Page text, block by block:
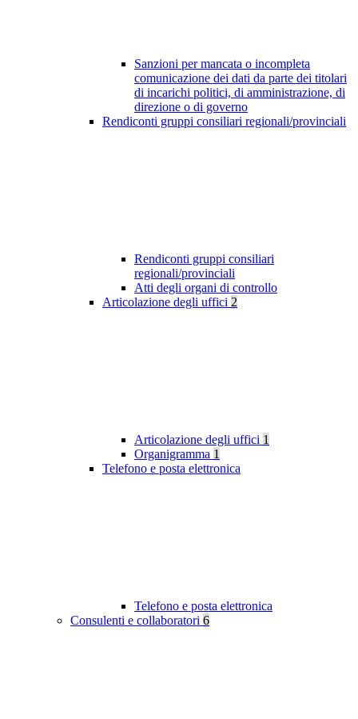
Sanzioni per mancata o incompleta
comunicazione dei dati da parte dei titolari
di incarichi politici, di amministrazione, di
direzione o di governo
Rendiconti gruppi consiliari regionali/provinciali
Rendiconti gruppi consiliari
regionali/provinciali
Atti degli organi di controllo
Articolazione degli uffici 2
Articolazione degli uffici 1
Organigramma 1
Telefono e posta elettronica
Telefono e posta elettronica
Consulenti e collaboratori 6